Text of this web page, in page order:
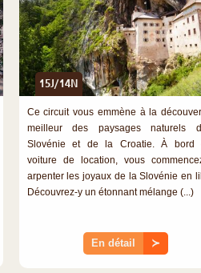
15J/14N
Ce circuit vous emmène à la
meilleur des paysages naturels
Slovénie et de la Croatie. À bord
voiture de location, vous
arpenter les joyaux de la Slovénie en
Découvrez-y un étonnant mélange (...)
En détail ≻